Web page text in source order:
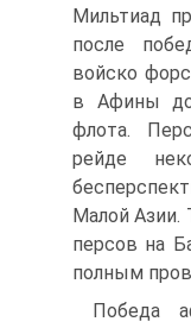
Мильтиад
после
войско
в Афины до
флота.
рейде
Малой Азии.
персов на
полным
Победа